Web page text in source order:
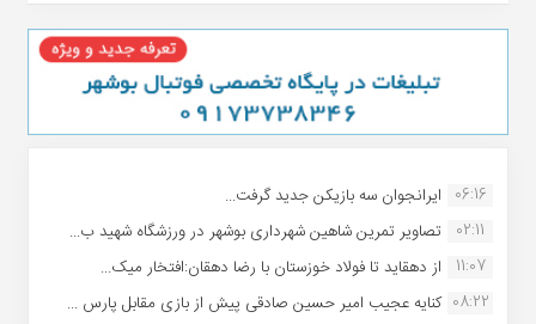
06:16 ایرانجوان سه بازیکن جدید گرفت...
02:11
تصاویر تمرین شاهین شهردارى بوشهر در ورزشگاه شهید ب...
11:07
از دهقاید تا فولاد خوزستان با رضا دهقان:افتخار میک...
08:22 کنایه عجیب امیر حسین صادقی پیش از بازی مقابل پارس ...